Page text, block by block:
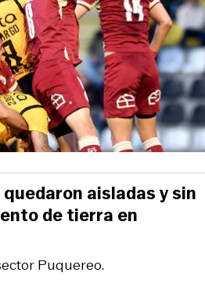
Puquereo.
aisladas y sin
de tierra en